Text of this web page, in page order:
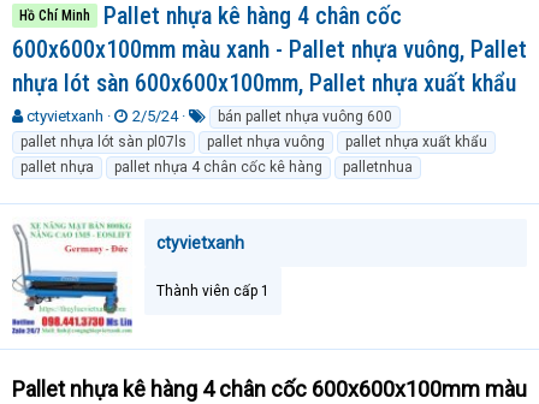
Hồ Chí Minh
Pallet nhựa kê hàng 4 chân cốc
600x600x100mm màu xanh - Pallet nhựa vuông, Pallet
nhựa lót sàn 600x600x100mm, Pallet nhựa xuất khẩu
T
h
r
e
a
d
s
t
a
r
t
e
ctyvietxanh
N
g
à
y
g
ử
2/5/24
ừ
k
h
ó
bán pallet nhựa vuông 600
pallet nhựa lót sàn pl07ls
pallet nhựa vuông
pallet nhựa xuất khẩu
pallet nhựa
pallet nhựa 4 chân cốc kê hàng palletnhua
ctyvietxanh
Thành viên cấp 1
Pallet nhựa kê hàng 4 chân cốc 600x600x100mm màu